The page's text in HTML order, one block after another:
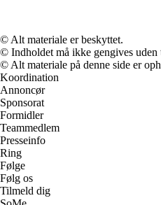
© Alt materiale er beskyttet.
© Indholdet må ikke gengives
© Alt materiale på denne side er
Koordination
Annoncør
Sponsorat
Formidler
Teammedlem
Presseinfo
Ring
Følge
Følg os
Tilmeld dig